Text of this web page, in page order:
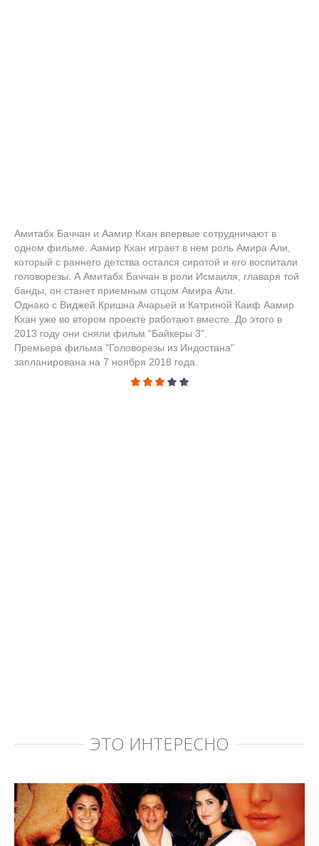
Амитабх Баччан и Аамир Кхан впервые сотрудничают в
одном фильме. Аамир Кхан играет в нем роль Амира Али,
который с раннего детства остался сиротой и его воспитали
головорезы. А Амитабх Баччан в роли Исмаиля, главаря той
банды, он станет приемным отцом Амира Али.
Однако с Виджей Кришна Ачарьей и Катриной Каиф Аамир
Кхан уже во втором проекте работают вместе. До этого в
2013 году они сняли фильм "Байкеры 3".
Премьера фильма "Головорезы из Индостана"
запланирована на 7 ноября 2018 года.
ЭТО ИНТЕРЕСНО